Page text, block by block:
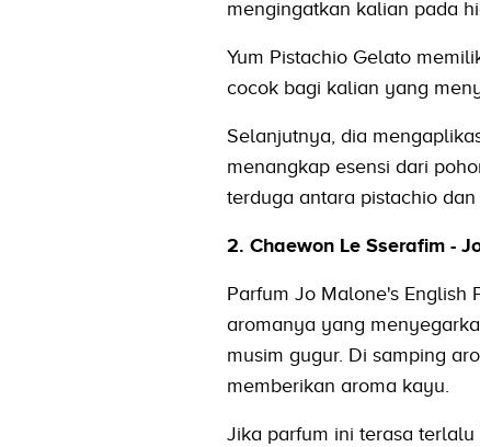
mengingatkan kalian pada
Yum Pistachio Gelato
cocok bagi kalian yang
Selanjutnya, dia
menangkap esensi dari
terduga antara pistachio
2. Chaewon Le Sserafim -
Parfum Jo Malone's English
aromanya yang
musim gugur. Di samping
memberikan aroma kayu.
Jika parfum ini terasa